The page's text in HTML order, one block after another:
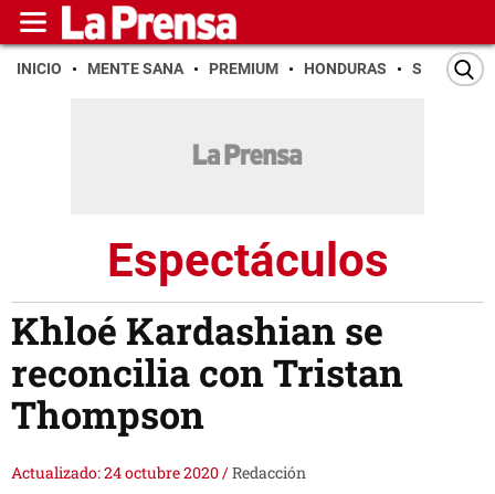
INICIO MENTE SANA PREMIUM HONDURAS SAN PEDRO
Espectáculos
Khloé Kardashian se
reconcilia con Tristan
Thompson
Actualizado: 24 octubre 2020/Redacción